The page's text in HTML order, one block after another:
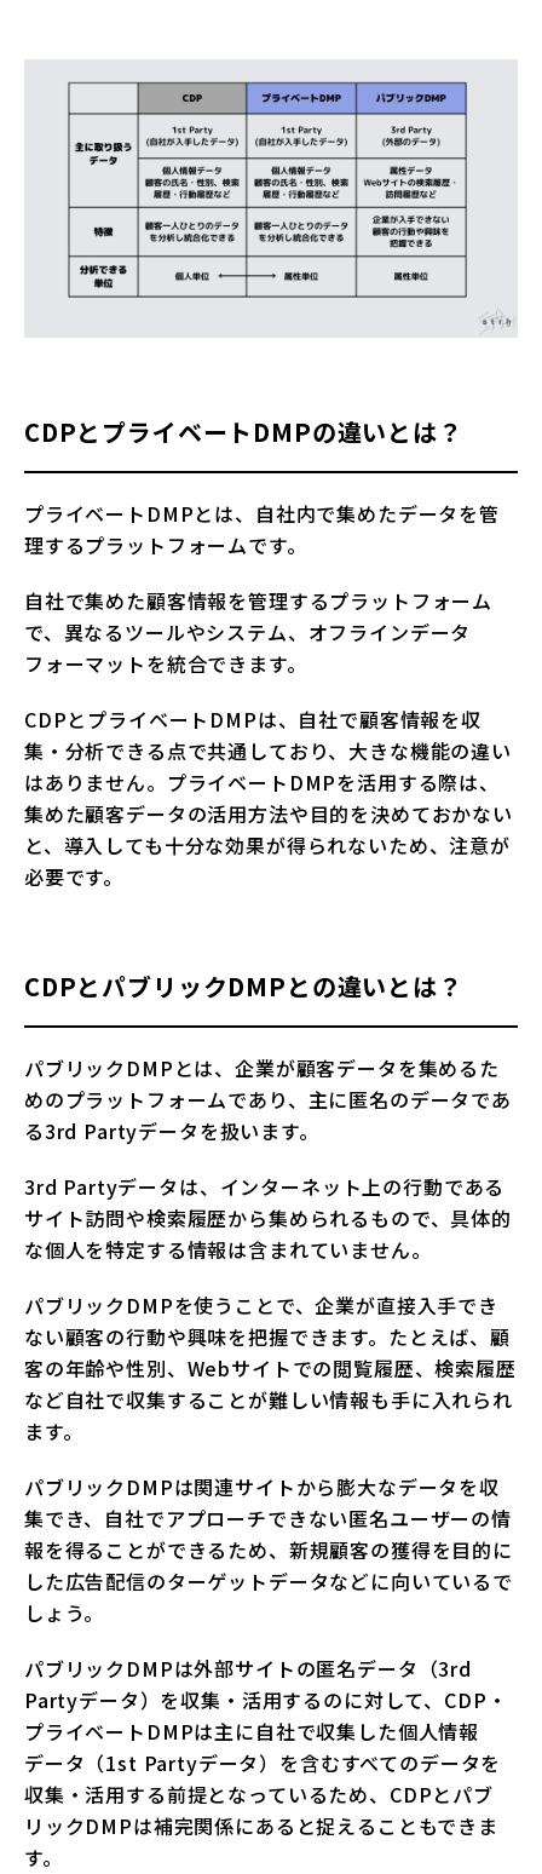
CDPとプライベートDMPの違いとは？
プライベートDMPとは、自社内で集めたデータを管
理するプラットフォームです。
自社で集めた顧客情報を管理するプラットフォーム
で、異なるツールやシステム、オフラインデータ
フォーマットを統合できます。
CDPとプライベートDMPは、自社で顧客情報を収
集・分析できる点で共通しており、大きな機能の違い
はありません。プライベートDMPを活用する際は、
集めた顧客データの活用方法や目的を決めておかない
と、導入しても十分な効果が得られないため、注意が
必要です。
CDPとパブリックDMPとの違いとは？
パブリックDMPとは、企業が顧客データを集めるた
めのプラットフォームであり、主に匿名のデータであ
る3rd Partyデータを扱います。
3rd Partyデータは、インターネット上の行動である
サイト訪問や検索履歴から集められるもので、具体的
な個人を特定する情報は含まれていません。
パブリックDMPを使うことで、企業が直接入手でき
ない顧客の行動や興味を把握できます。たとえば、顧
客の年齢や性別、Webサイトでの閲覧履歴、検索履歴
など自社で収集することが難しい情報も手に入れられ
ます。
パブリックDMPは関連サイトから膨大なデータを収
集でき、自社でアプローチできない匿名ユーザーの情
報を得ることができるため、新規顧客の獲得を目的に
した広告配信のターゲットデータなどに向いているで
しょう。
パブリックDMPは外部サイトの匿名データ（3rd
Partyデータ）を収集・活用するのに対して、CDP・
プライベートDMPは主に自社で収集した個人情報
データ（1st Partyデータ）を含むすべてのデータを
収集・活用する前提となっているため、CDPとパブ
リックDMPは補完関係にあると捉えることもできま
す。